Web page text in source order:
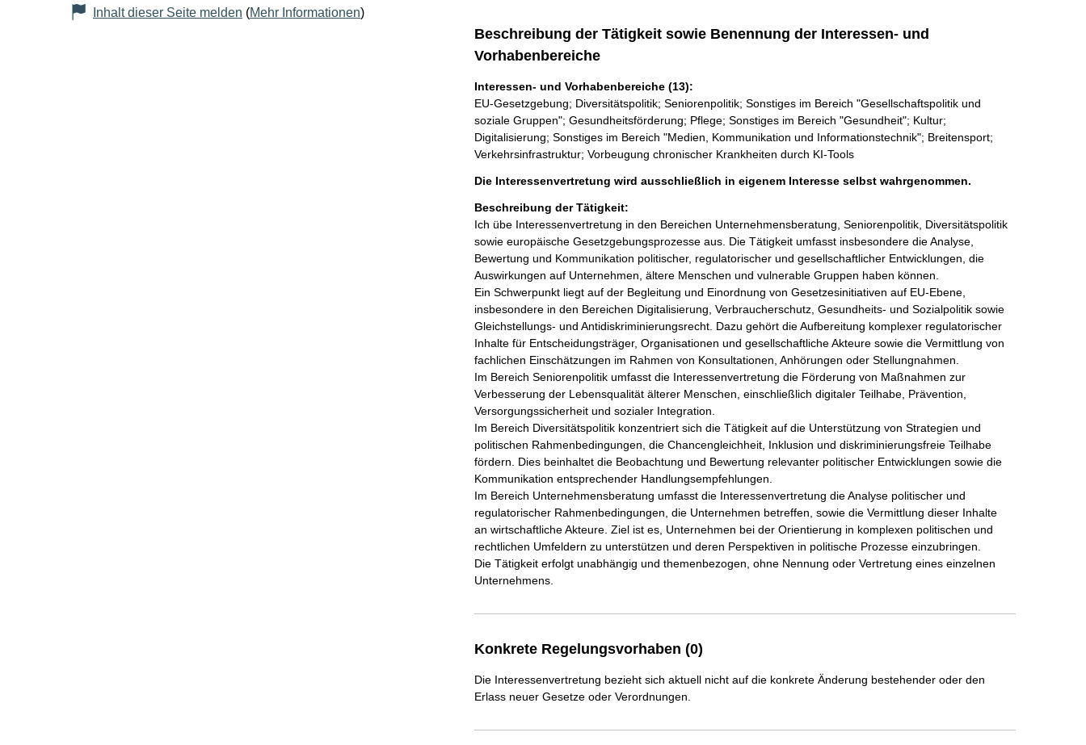
Inhalt dieser Seite melden (Mehr Informationen)
Beschreibung der Tätigkeit sowie Benennung der Interessen- und
Vorhabenbereiche
Interessen- und Vorhabenbereiche (13):
EU-Gesetzgebung; Diversitätspolitik; Seniorenpolitik; Sonstiges im Bereich "Gesellschaftspolitik und
soziale Gruppen"; Gesundheitsförderung; Pflege; Sonstiges im Bereich "Gesundheit"; Kultur;
Digitalisierung; Sonstiges im Bereich "Medien, Kommunikation und Informationstechnik"; Breitensport;
Verkehrsinfrastruktur; Vorbeugung chronischer Krankheiten durch KI-Tools
Die Interessenvertretung wird ausschließlich in eigenem Interesse selbst wahrgenommen.
Beschreibung der Tätigkeit:
Ich übe Interessenvertretung in den Bereichen Unternehmensberatung, Seniorenpolitik, Diversitätspolitik
sowie europäische Gesetzgebungsprozesse aus. Die Tätigkeit umfasst insbesondere die Analyse,
Bewertung und Kommunikation politischer, regulatorischer und gesellschaftlicher Entwicklungen, die
Auswirkungen auf Unternehmen, ältere Menschen und vulnerable Gruppen haben können.
Ein Schwerpunkt liegt auf der Begleitung und Einordnung von Gesetzesinitiativen auf EU‑Ebene,
insbesondere in den Bereichen Digitalisierung, Verbraucherschutz, Gesundheits- und Sozialpolitik sowie
Gleichstellungs- und Antidiskriminierungsrecht. Dazu gehört die Aufbereitung komplexer regulatorischer
Inhalte für Entscheidungsträger, Organisationen und gesellschaftliche Akteure sowie die Vermittlung von
fachlichen Einschätzungen im Rahmen von Konsultationen, Anhörungen oder Stellungnahmen.
Im Bereich Seniorenpolitik umfasst die Interessenvertretung die Förderung von Maßnahmen zur
Verbesserung der Lebensqualität älterer Menschen, einschließlich digitaler Teilhabe, Prävention,
Versorgungssicherheit und sozialer Integration.
Im Bereich Diversitätspolitik konzentriert sich die Tätigkeit auf die Unterstützung von Strategien und
politischen Rahmenbedingungen, die Chancengleichheit, Inklusion und diskriminierungsfreie Teilhabe
fördern. Dies beinhaltet die Beobachtung und Bewertung relevanter politischer Entwicklungen sowie die
Kommunikation entsprechender Handlungsempfehlungen.
Im Bereich Unternehmensberatung umfasst die Interessenvertretung die Analyse politischer und
regulatorischer Rahmenbedingungen, die Unternehmen betreffen, sowie die Vermittlung dieser Inhalte
an wirtschaftliche Akteure. Ziel ist es, Unternehmen bei der Orientierung in komplexen politischen und
rechtlichen Umfeldern zu unterstützen und deren Perspektiven in politische Prozesse einzubringen.
Die Tätigkeit erfolgt unabhängig und themenbezogen, ohne Nennung oder Vertretung eines einzelnen
Konkrete Regelungsvorhaben (0)
Die Interessenvertretung bezieht sich aktuell nicht auf die konkrete Änderung bestehender oder den
Erlass neuer Gesetze oder Verordnungen.